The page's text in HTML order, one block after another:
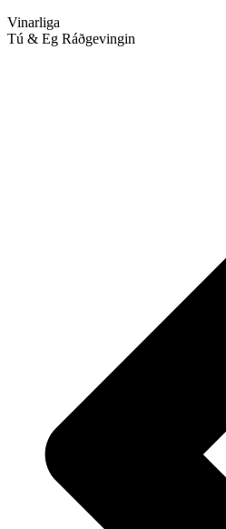
Vinarliga
Tú & Eg Ráðgevingin